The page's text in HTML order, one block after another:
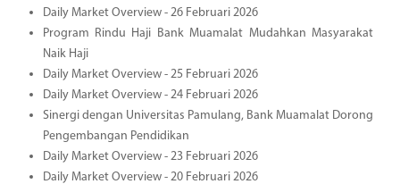
Daily Market Overview - 26 Februari 2026
Program Rindu Haji Bank Muamalat Mudahkan Masyarakat
Naik Haji
Daily Market Overview - 25 Februari 2026
Daily Market Overview - 24 Februari 2026
Sinergi dengan Universitas Pamulang, Bank Muamalat Dorong
Pengembangan Pendidikan
Daily Market Overview - 23 Februari 2026
Daily Market Overview - 20 Februari 2026